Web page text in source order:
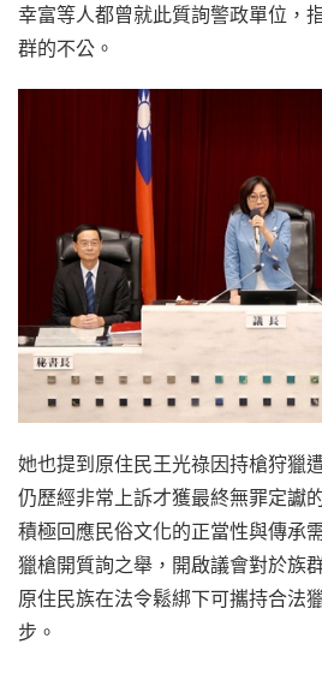
幸富等人都曾就此質詢警政單位，
群的不公。
她也提到原住民王光祿因持槍狩獵
仍歷經非常上訴才獲最終無罪定讞
積極回應民俗文化的正當性與傳承
獵槍開質詢之舉，開啟議會對於族
原住民族在法令鬆綁下可攜持合法
步。